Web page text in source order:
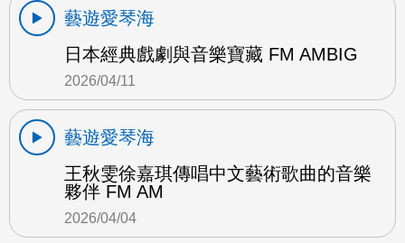
藝遊愛琴海
日本經典戲劇與音樂寶藏 FM AMBIG
2026/04/11
藝遊愛琴海
王秋雯徐嘉琪傳唱中文藝術歌曲的音樂
夥伴 FM AM
2026/04/04